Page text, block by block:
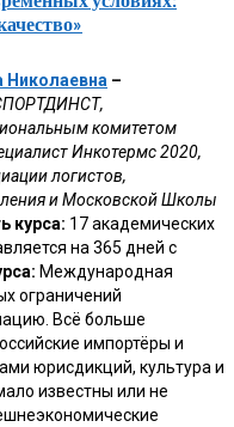
Николаевна –
комитетом
Инкотермс 2020,
логистов,
и Московской Школы
курса: 17 академических
на 365 дней с
Международная
ограничений
Всё больше
импортёры и
юрисдикций, культура и
известны или не